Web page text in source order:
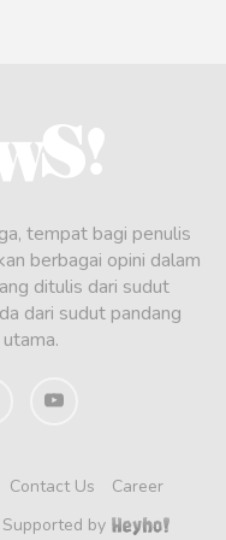
tempat bagi penulis
berbagai opini dalam
ditulis dari sudut
dari sudut pandang
Contact Us
Career
by